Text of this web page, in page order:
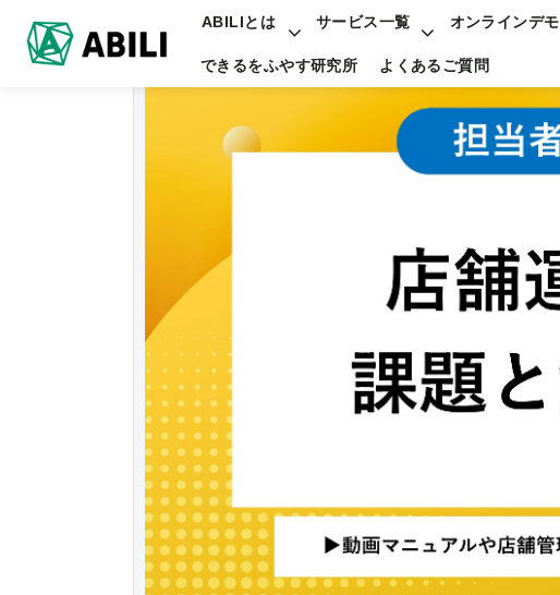
ABILIとは サービス一覧 オンラインデモ
できるをふやす研究所 よくあるご質問